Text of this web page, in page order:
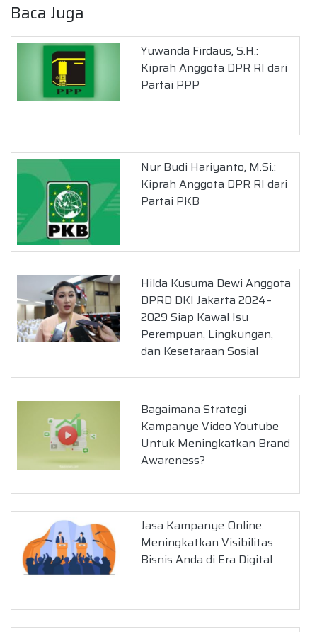
Baca Juga
Yuwanda Firdaus, S.H.:
Kiprah Anggota DPR RI dari
Partai PPP
Nur Budi Hariyanto, M.Si.:
Kiprah Anggota DPR RI dari
Partai PKB
Hilda Kusuma Dewi Anggota
DPRD DKI Jakarta 2024–
2029 Siap Kawal Isu
Perempuan, Lingkungan,
dan Kesetaraan Sosial
Bagaimana Strategi
Kampanye Video Youtube
Untuk Meningkatkan Brand
Awareness?
Jasa Kampanye Online:
Meningkatkan Visibilitas
Bisnis Anda di Era Digital